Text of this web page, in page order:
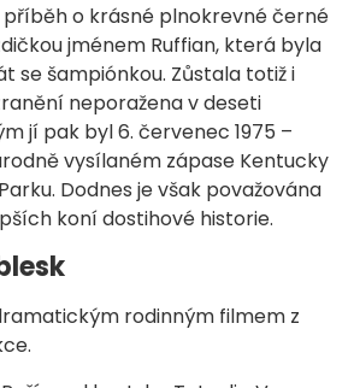
o krásné plnokrevné černé
jménem Ruffian, která byla
se šampiónkou. Zůstala totiž i
neporažena v deseti
jí pak byl 6. červenec 1975 –
vysílaném zápase Kentucky
Dodnes je však považována
koní dostihové historie.
rodinným filmem z